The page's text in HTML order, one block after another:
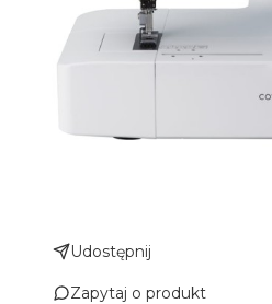
Udostępnij
Zapytaj o produkt